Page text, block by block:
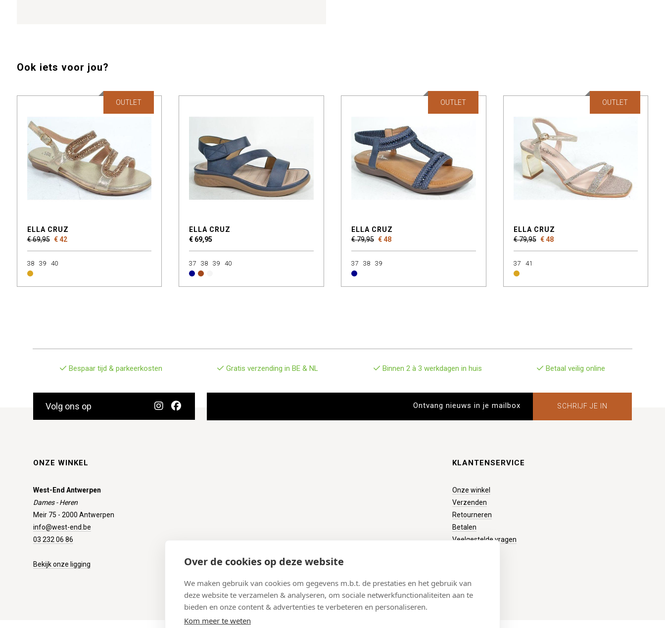
Over de cookies op deze website
We maken gebruik van cookies om gegevens m.b.t. de prestaties en het gebruik van
deze website te verzamelen & analyseren, om sociale netwerkfunctionaliteiten aan te
bieden en onze content & advertenties te verbeteren en personaliseren.
Kom meer te weten
Ook iets voor jou?
ELLA CRUZ
€ 69,95 € 42
OUTLET
38 39 40
ELLA CRUZ
€ 69,95
37 38 39 40
ELLA CRUZ
€ 79,95 € 48
OUTLET
37 38 39
ELLA CRUZ
€ 79,95 € 48
OUTLET
37 41
Bespaar tijd & parkeerkosten Gratis verzending in BE & NL Binnen 2 à 3 werkdagen in huis Betaal veilig online
Volg ons op SCHRIJF JE IN
ONZE WINKEL
West-End Antwerpen
Dames - Heren
Meir 75 - 2000 Antwerpen
info@west-end.be
03 232 06 86
Bekijk onze ligging
KLANTENSERVICE
Onze winkel
Verzenden
Retourneren
Betalen
Veelgestelde vragen